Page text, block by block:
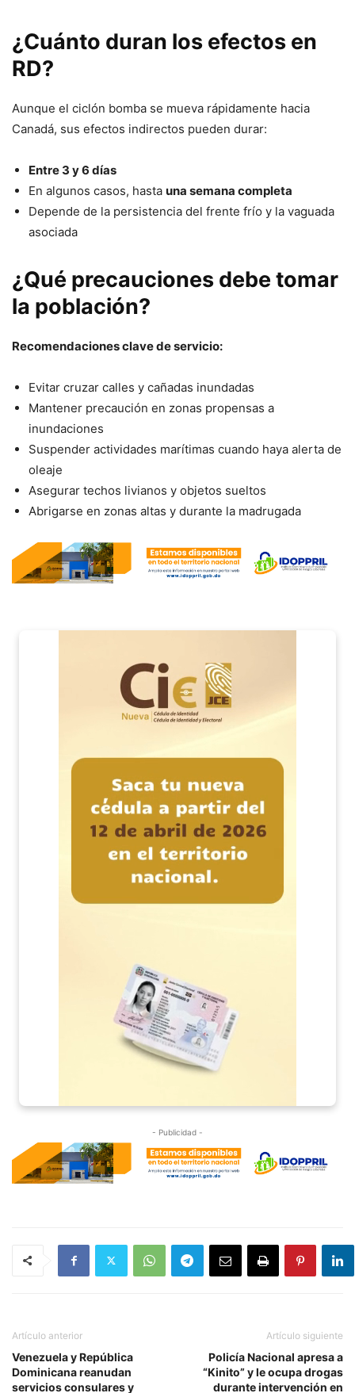
¿Cuánto duran los efectos en
RD?
Aunque el ciclón bomba se mueva rápidamente hacia
Canadá, sus efectos indirectos pueden durar:
Entre 3 y 6 días
En algunos casos, hasta una semana completa
Depende de la persistencia del frente frío y la vaguada
asociada
¿Qué precauciones debe tomar
la población?
Recomendaciones clave de servicio:
Evitar cruzar calles y cañadas inundadas
Mantener precaución en zonas propensas a
inundaciones
Suspender actividades marítimas cuando haya alerta de
oleaje
Asegurar techos livianos y objetos sueltos
Abrigarse en zonas altas y durante la madrugada
- Publicidad -
Artículo anterior
Venezuela y República
Dominicana reanudan
servicios consulares y
Artículo siguiente
Policía Nacional apresa a
“Kinito” y le ocupa drogas
durante intervención en